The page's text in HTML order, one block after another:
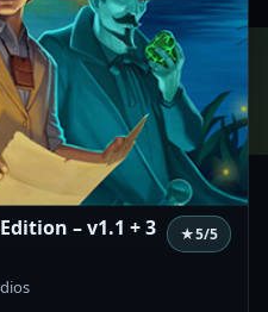
– v1.1 + 3
★5/5